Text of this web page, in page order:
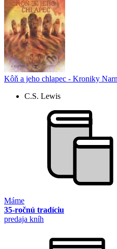
Kôň a jeho chlapec - Kroniky
C.S. Lewis
Máme
35-ročnú tradíciu
predaja kníh